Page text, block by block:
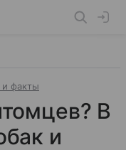
факты
В
и